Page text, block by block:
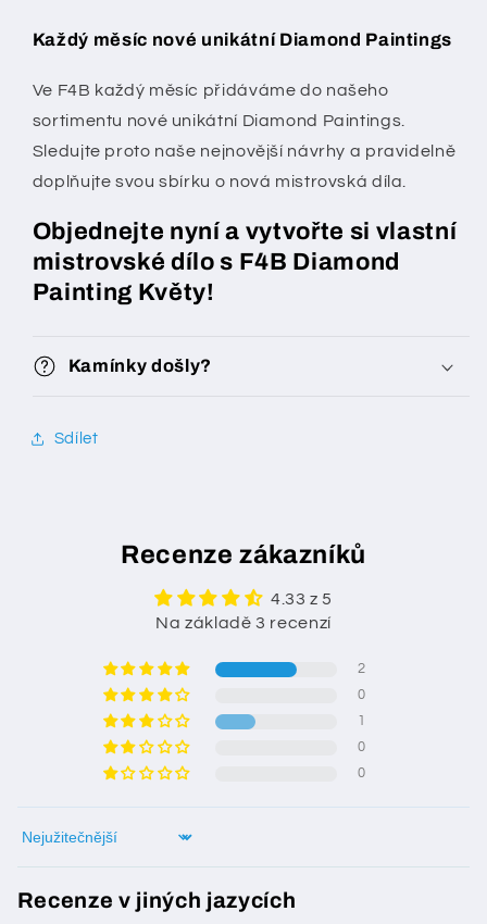
Každý měsíc nové unikátní Diamond Paintings
Ve F4B každý měsíc přidáváme do našeho
sortimentu nové unikátní Diamond Paintings.
Sledujte proto naše nejnovější návrhy a pravidelně
doplňujte svou sbírku o nová mistrovská díla.
Objednejte nyní a vytvořte si vlastní
mistrovské dílo s F4B Diamond
Painting Květy!
Kamínky došly?
Sdílet
Recenze zákazníků
4.33 z 5
Na základě 3 recenzí
2
0
0
0
Sort by
Recenze v jiných jazycích